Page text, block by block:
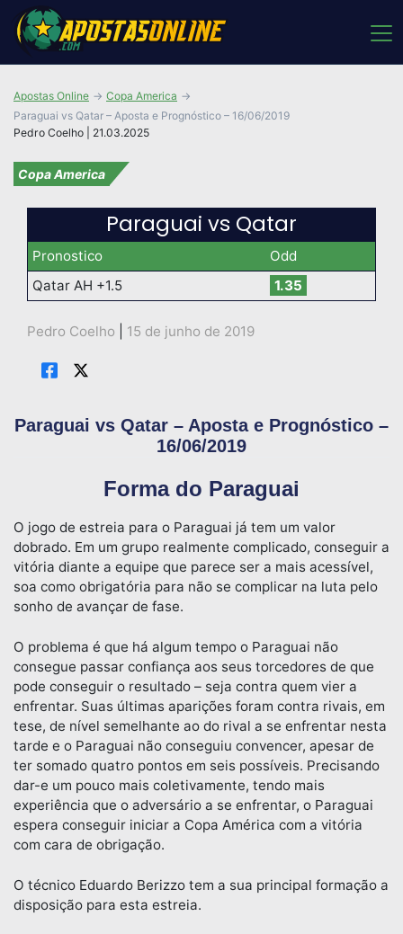
Pedro Coelho | 21.03.2025
Apostas Online
Copa America
Paraguai vs Qatar – Aposta e Prognóstico – 16/06/2019
Copa America
Paraguai vs Qatar
Pronostico
Odd
Qatar AH +1.5
1.35
Pedro Coelho 15 de junho de 2019
Paraguai vs Qatar – Aposta e Prognóstico –
16/06/2019
Forma do Paraguai
O jogo de estreia para o Paraguai já tem um valor
dobrado. Em um grupo realmente complicado, conseguir a
vitória diante a equipe que parece ser a mais acessível,
soa como obrigatória para não se complicar na luta pelo
sonho de avançar de fase.
O problema é que há algum tempo o Paraguai não
consegue passar confiança aos seus torcedores de que
pode conseguir o resultado – seja contra quem vier a
enfrentar. Suas últimas aparições foram contra rivais, em
tese, de nível semelhante ao do rival a se enfrentar nesta
tarde e o Paraguai não conseguiu convencer, apesar de
ter somado quatro pontos em seis possíveis. Precisando
dar-e um pouco mais coletivamente, tendo mais
experiência que o adversário a se enfrentar, o Paraguai
espera conseguir iniciar a Copa América com a vitória
com cara de obrigação.
O técnico Eduardo Berizzo tem a sua principal formação a
disposição para esta estreia.